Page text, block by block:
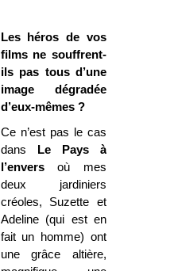
Les héros de vos
films ne souffrent-
ils pas tous d’une
image dégradée
d’eux-mêmes ?
Ce n’est pas le cas
dans
Le Pays à
l’enversoù mes
deux jardiniers
créoles, Suzette et
Adeline (qui est en
fait un homme) ont
une grâce altière,